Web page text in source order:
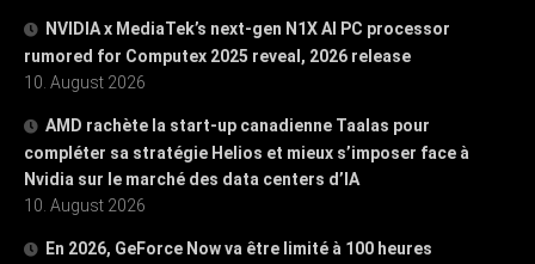
NVIDIA x MediaTek’s next-gen N1X AI PC processor
rumored for Computex 2025 reveal, 2026 release
10. August 2026
AMD rachète la start-up canadienne Taalas pour
compléter sa stratégie Helios et mieux s’imposer face à
Nvidia sur le marché des data centers d’IA
10. August 2026
En 2026, GeForce Now va être limité à 100 heures